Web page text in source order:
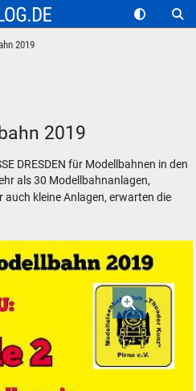
2019
2019
DRESDEN für Modellbahnen in den
als 30 Modellbahnanlagen,
kleine Anlagen, erwarten die